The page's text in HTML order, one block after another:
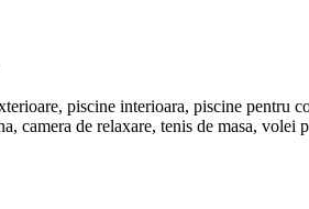
piscine interioara, piscine pentru
camera de relaxare, tenis de masa,